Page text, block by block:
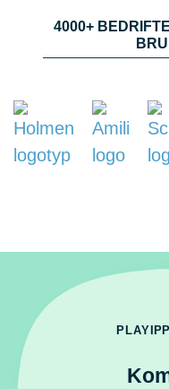
4000+